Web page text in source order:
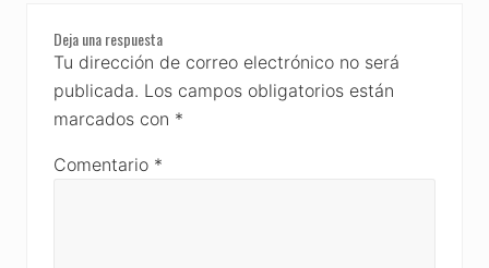
Reader
Interactions
Deja una respuesta
Tu dirección de correo electrónico no será
publicada. Los campos obligatorios están
marcados con *
Comentario *